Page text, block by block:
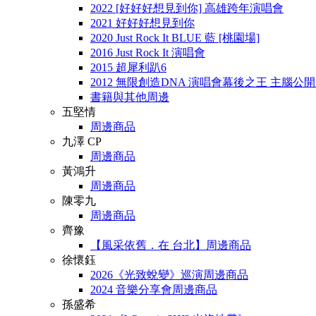
2022 [好好好想見到你] 高雄跨年演唱會
2021 好好好想見到你
2020 Just Rock It BLUE 藍 [桃園場]
2016 Just Rock It 演唱會
2015 超犀利趴6
2012 無限創造DNA 演唱會幕後之王 主腦公
書籍與其他周邊
五堅情
周邊商品
九澤 CP
周邊商品
黃鴻升
周邊商品
陳零九
周邊商品
齊豫
【風采依舊．在 台北】周邊商品
徐懷鈺
2026《光致蛻變》巡演周邊商品
2024 音樂分享會周邊商品
孫盛希